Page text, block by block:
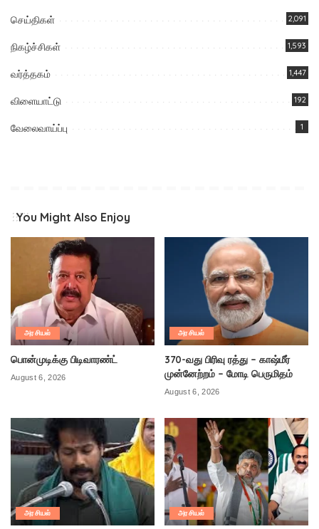
செய்திகள் 2,091
நிகழ்ச்சிகள் 1,593
வர்த்தகம் 1,447
விளையாட்டு 192
வேலைவாய்ப்பு 1
You Might Also Enjoy
அரசியல்
பொன்முடிக்கு பிடிவாரண்ட்
August 6, 2026
அரசியல்
370-வது பிரிவு ரத்து – காஷ்மீர்
முன்னேற்றம் – மோடி பெருமிதம்
August 6, 2026
அரசியல் அரசியல்